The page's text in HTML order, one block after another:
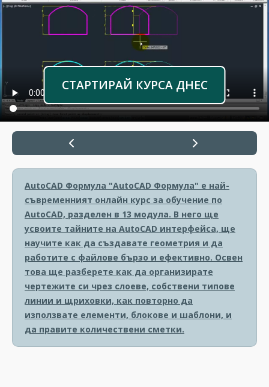
СТАРТИРАЙ КУРСА ДНЕС
AutoCAD Формула "AutoCAD Формула" е най-
съвременният онлайн курс за обучение по
AutoCAD, разделен в 13 модула. В него ще
усвоите тайните на AutoCAD интерфейса, ще
научите как да създавате геометрия и да
работите с файлове бързо и ефективно. Освен
това ще разберете как да организирате
чертежите си чрез слоеве, собствени типове
линии и щриховки, как повторно да
използвате елементи, блокове и шаблони, и
да правите количествени сметки.